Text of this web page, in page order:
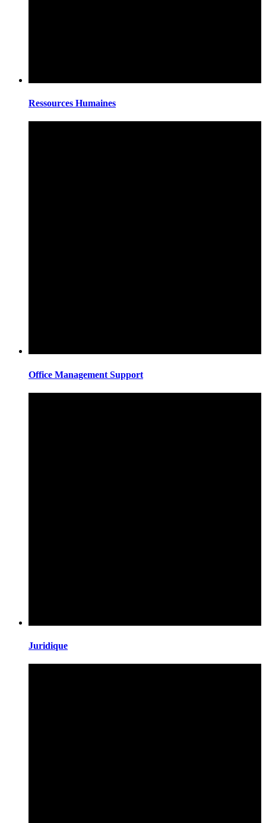
Ressources Humaines
Office Management Support
Juridique